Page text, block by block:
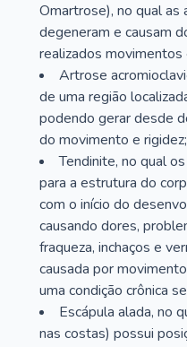
Omartrose), no qual
degeneram e causam
realizados movimentos
Artrose
de uma região
podendo gerar desde
do movimento e rigidez;
Tendinite, no qual
para a estrutura do
com o início do
causando dores,
fraqueza, inchaços e
causada por
uma condição crônica
Escápula alada, no
nas costas) possui